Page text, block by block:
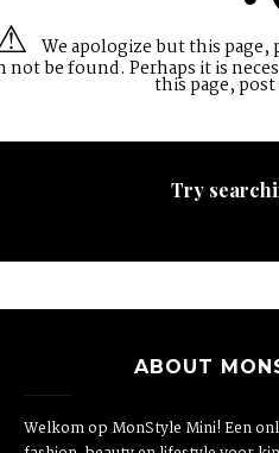
We apologize but this page,
not be found. Perhaps it is
this page,
Try
ABOUT
Welkom op MonStyle Mini! Een